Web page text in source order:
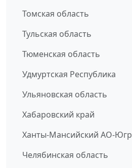
Томская область
Тульская область
Тюменская область
Удмуртская Республика
Ульяновская область
Хабаровский край
Ханты-Мансийский АО-
Челябинская область